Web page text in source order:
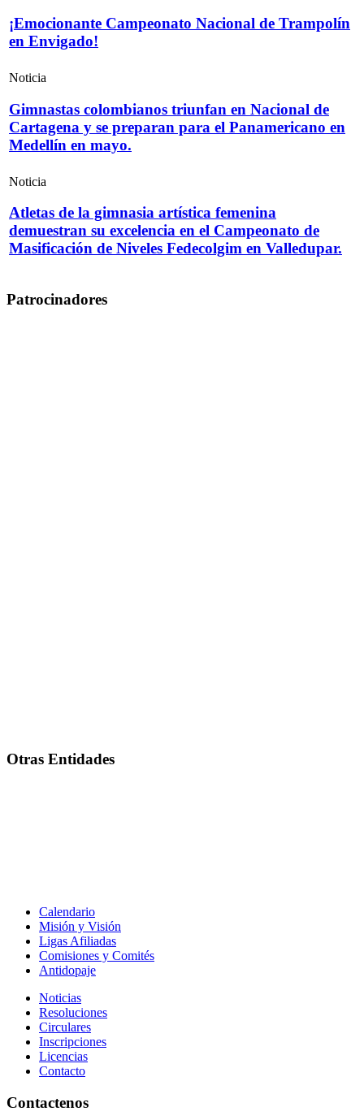
¡Emocionante Campeonato Nacional de Trampolín
en Envigado!
Noticia
Gimnastas colombianos triunfan en Nacional de
Cartagena y se preparan para el Panamericano en
Medellín en mayo.
Noticia
Atletas de la gimnasia artística femenina
demuestran su excelencia en el Campeonato de
Masificación de Niveles Fedecolgim en Valledupar.
Patrocinadores
Otras Entidades
Calendario
Misión y Visión
Ligas Afiliadas
Comisiones y Comités
Antidopaje
Noticias
Resoluciones
Circulares
Inscripciones
Licencias
Contacto
Contactenos